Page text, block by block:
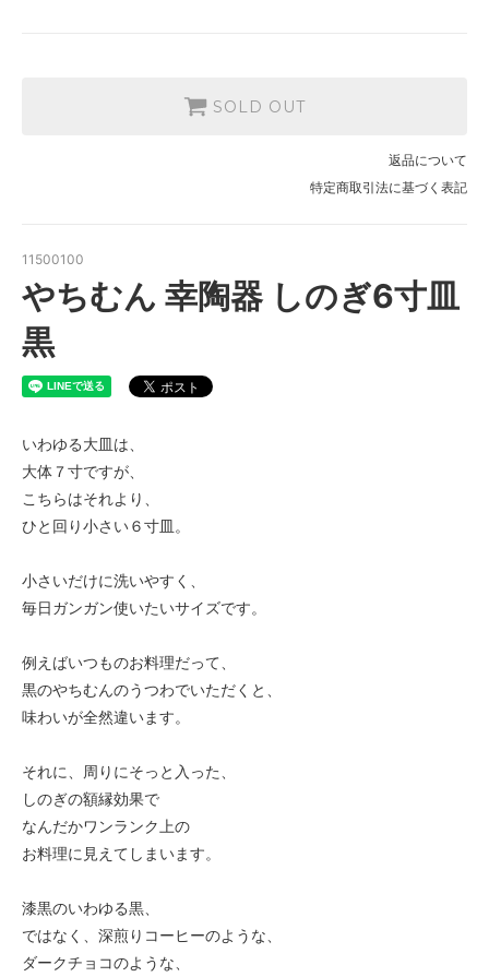
SOLD OUT
返品について
特定商取引法に基づく表記
11500100
やちむん 幸陶器 しのぎ6寸皿
黒
いわゆる大皿は、
大体７寸ですが、
こちらはそれより、
ひと回り小さい６寸皿。
小さいだけに洗いやすく、
毎日ガンガン使いたいサイズです。
例えばいつものお料理だって、
黒のやちむんのうつわでいただくと、
味わいが全然違います。
それに、周りにそっと入った、
しのぎの額縁効果で
なんだかワンランク上の
お料理に見えてしまいます。
漆黒のいわゆる黒、
ではなく、深煎りコーヒーのような、
ダークチョコのような、